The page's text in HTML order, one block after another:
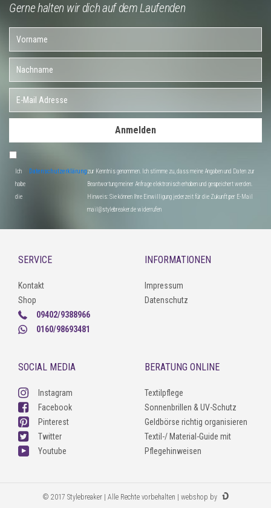
Gerne halten wir dich auf dem Laufenden
Anmelden
Ich
habe
die
Datenschutzerklärungzur Kenntnis genommen. Ich stimme zu, dass meine Angaben und Daten zur
Beantwortung meiner Anfrage elektronisch erhoben und gespeichert werden.
Hinweis: Sie können Ihre Einwilligung jederzeit für die Zukunft per E-Mail
mail@stylebreaker.de widerrufen
SERVICE
Kontakt
Shop
09402/9388966
0160/98693481
INFORMATIONEN
Impressum
Datenschutz
SOCIAL MEDIA
Instagram
Facebook
Pinterest
Twitter
Youtube
BERATUNG ONLINE
Textilpflege
Sonnenbrillen & UV-Schutz
Geldbörse richtig organisieren
Textil-/ Material-Guide mit
Pflegehinweisen
© 2017 Stylebreaker | Alle Rechte vorbehalten | webshop by